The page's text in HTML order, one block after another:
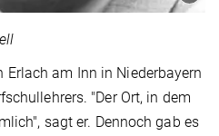
am Inn in Niederbayern
"Der Ort, in dem
sagt er. Dennoch gab es